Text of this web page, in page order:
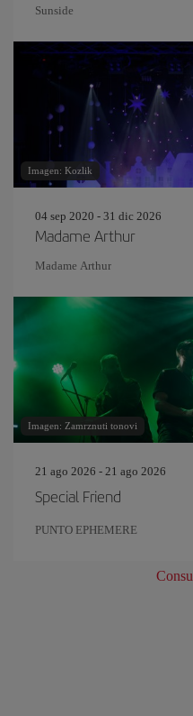
Sunside
Imagen: Kozlik
04 sep 2020 - 31 dic 2026
Madame Arthur
Madame Arthur
Imagen: Zamrznuti tonovi
21 ago 2026 - 21 ago 2026
Special Friend
PUNTO EPHEMERE